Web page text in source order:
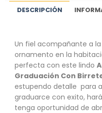
DESCRIPCIÓN
Un fiel acompañante a
ornamento en la
perfecta con este lindo
Graduación Con
estupendo detalle para
graduarce con exito,
tenga oportunidad de